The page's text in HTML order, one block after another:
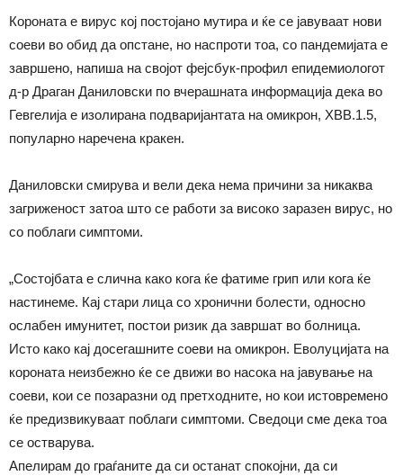
Короната е вирус кој постојано мутира и ќе се јавуваат нови
соеви во обид да опстане, но наспроти тоа, со пандемијата е
завршено, напиша на својот фејсбук-профил епидемиологот
д-р Драган Даниловски по вчерашната информација дека во
Гевгелија е изолирана подваријантата на омикрон, XBB.1.5,
популарно наречена кракен.
Даниловски смирува и вели дека нема причини за никаква
загриженост затоа што се работи за високо заразен вирус, но
со поблаги симптоми.
„Состојбата е слична како кога ќе фатиме грип или кога ќе
настинеме. Кај стари лица со хронични болести, односно
ослабен имунитет, постои ризик да завршат во болница.
Исто како кај досегашните соеви на омикрон. Еволуцијата на
короната неизбежно ќе се движи во насока на јавување на
соеви, кои се позаразни од претходните, но кои истовремено
ќе предизвикуваат поблаги симптоми. Сведоци сме дека тоа
се остварува.
Апелирам до граѓаните да си останат спокојни, да си